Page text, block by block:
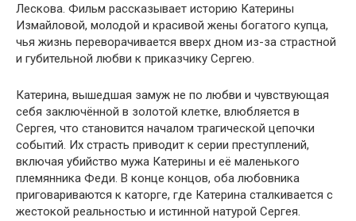
Лескова. Фильм рассказывает историю Катерины
Измайловой, молодой и красивой жены богатого купца,
чья жизнь переворачивается вверх дном из-за страстной
и губительной любви к приказчику Сергею.
Катерина, вышедшая замуж не по любви и чувствующая
себя заключённой в золотой клетке, влюбляется в
Сергея, что становится началом трагической цепочки
событий. Их страсть приводит к серии преступлений,
включая убийство мужа Катерины и её маленького
племянника Феди. В конце концов, оба любовника
приговариваются к каторге, где Катерина сталкивается с
жестокой реальностью и истинной натурой Сергея.